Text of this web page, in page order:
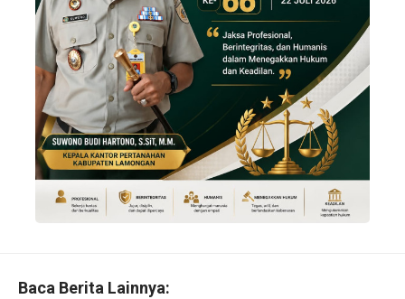
Baca Berita Lainnya: